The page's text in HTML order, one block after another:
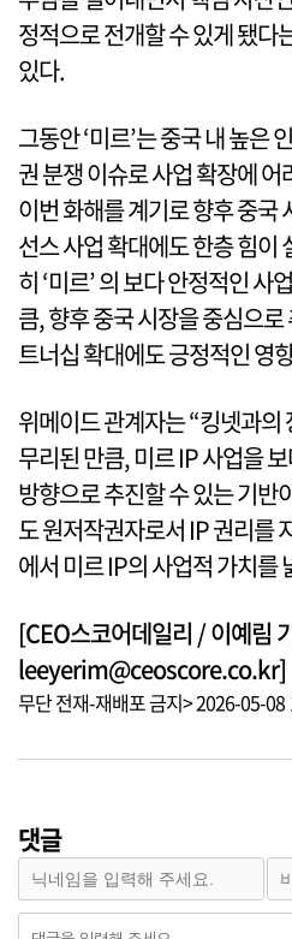
정적으로 전개할 수 있게 됐다
있다.
그동안 ‘미르’는 중국 내 높은
권 분쟁 이슈로 사업 확장에
이번 화해를 계기로 향후 중국
선스 사업 확대에도 한층 힘이
히 ‘미르’ 의 보다 안정적인 사
큼, 향후 중국 시장을 중심으
트너십 확대에도 긍정적인 영
위메이드 관계자는 “킹넷과의
무리된 만큼, 미르 IP 사업을
방향으로 추진할 수 있는 기반
도 원저작권자로서 IP 권리를
에서 미르 IP의 사업적 가치를
[CEO스코어데일리 / 이예림
leeyerim@ceoscore.co.kr]
무단 전재-재배포 금지> 2026-05-08
댓글